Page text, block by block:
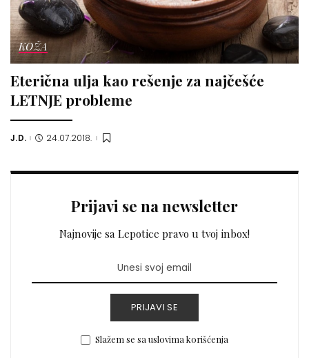
KOŽA
Eterična ulja kao rešenje za najčešće
LETNJE probleme
Posted
J.D. 24.07.2018.
Prijavi se na newsletter
Najnovije sa Lepotice pravo u tvoj inbox!
PRIJAVI SE
Slažem se sa uslovima korišćenja